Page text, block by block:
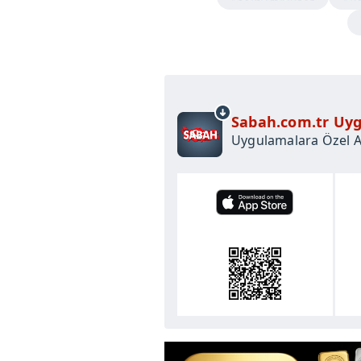
Sabah.com.tr
Uygulamalara Özel